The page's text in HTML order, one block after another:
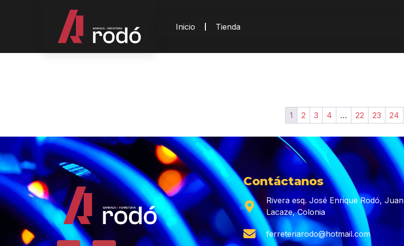
Inicio Tienda
1 2 3 4 … 22 23 24
Contáctanos
Rivera esq. José Enrique Rodó, Juan
Lacaze, Colonia
ferreteriarodo@hotmail.com